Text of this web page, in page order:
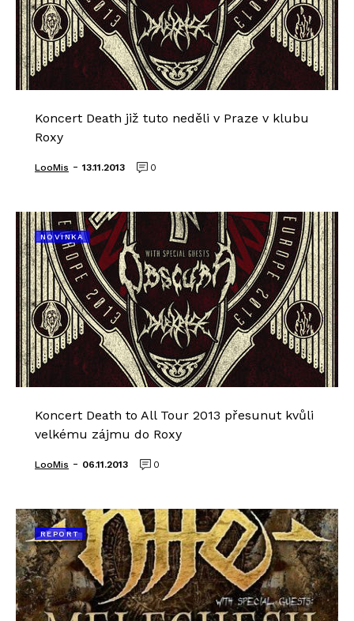
Koncert Death již tuto neděli v Praze v klubu
Roxy
LooMis - 13.11.2013 0
NOVINKA
Koncert Death to All Tour 2013 přesunut kvůli
velkému zájmu do Roxy
LooMis - 06.11.2013 0
REPORT